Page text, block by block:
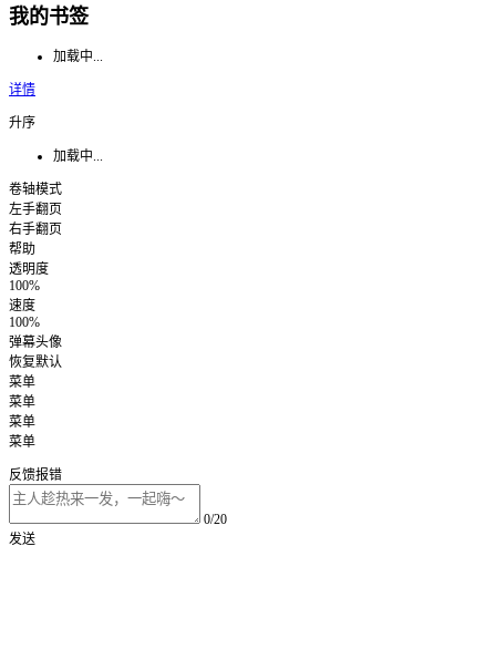
我的书签
加载中...
详情
升序
加载中...
卷轴模式
左手翻页
右手翻页
帮助
透明度
100%
速度
100%
弹幕头像
恢复默认
菜单
菜单
菜单
菜单
反馈报错
0/20
发送